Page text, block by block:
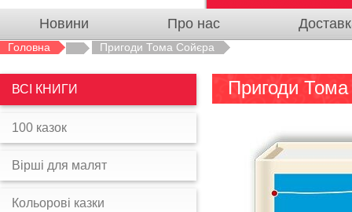
Новини Про нас
Головна Пригоди Тома Сойєра
Пригоди
ВСІ КНИГИ
100 казок
Вірші для малят
Кольорові казки